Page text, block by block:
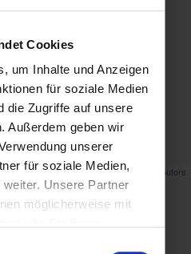
Cookies
um Inhalte und Anzeigen
für soziale Medien
die Zugriffe auf unsere
Außerdem geben wir
unserer
für soziale Medien,
Unsere Partner
möglicherweise mit
Map data ©OpenStreetMap contributors